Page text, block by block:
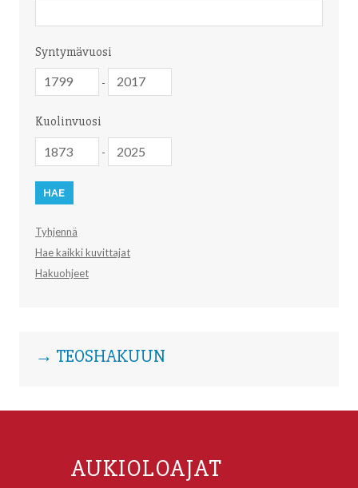
Syntymävuosi
-
Kuolinvuosi
-
Tyhjennä
Hae kaikki kuvittajat
Hakuohjeet
→ TEOSHAKUUN
AUKIOLOAJAT